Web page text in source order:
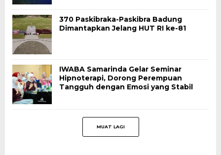
370 Paskibraka-Paskibra Badung
Dimantapkan Jelang HUT RI ke-81
IWABA Samarinda Gelar Seminar
Hipnoterapi, Dorong Perempuan
Tangguh dengan Emosi yang Stabil